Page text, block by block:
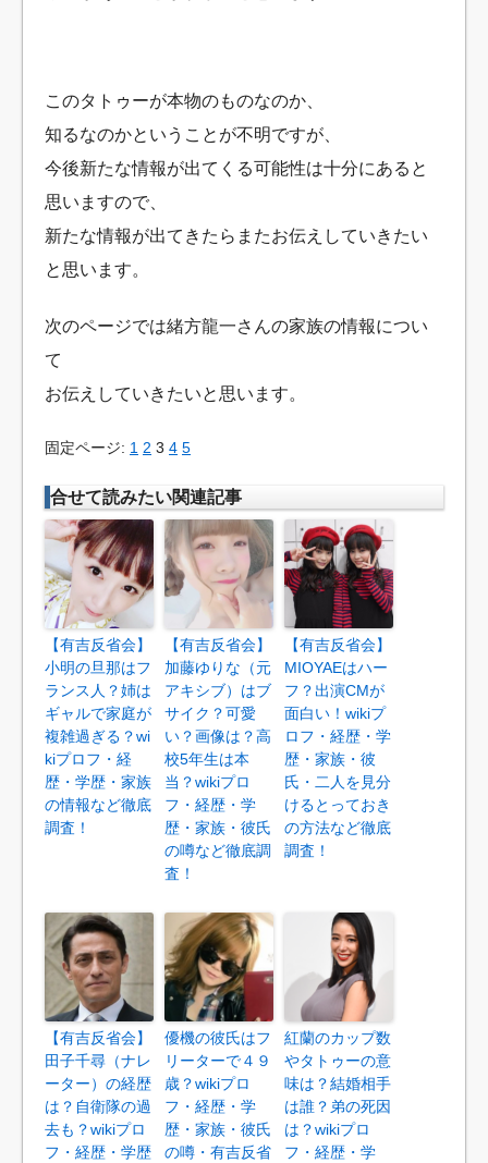
このタトゥーが本物のものなのか、
知るなのかということが不明ですが、
今後新たな情報が出てくる可能性は十分にあると
思いますので、
新たな情報が出てきたらまたお伝えしていきたい
と思います。
次のページでは緒方龍一さんの家族の情報につい
て
お伝えしていきたいと思います。
固定ページ: 1 2 3 4 5
合せて読みたい関連記事
【有吉反省会】
小明の旦那はフ
ランス人？姉は
ギャルで家庭が
複雑過ぎる？wi
kiプロフ・経
歴・学歴・家族
の情報など徹底
調査！
【有吉反省会】
加藤ゆりな（元
アキシブ）はブ
サイク？可愛
い？画像は？高
校5年生は本
当？wikiプロ
フ・経歴・学
歴・家族・彼氏
の噂など徹底調
査！
【有吉反省会】
MIOYAEはハー
フ？出演CMが
面白い！wikiプ
ロフ・経歴・学
歴・家族・彼
氏・二人を見分
けるとっておき
の方法など徹底
調査！
【有吉反省会】
田子千尋（ナレ
ーター）の経歴
は？自衛隊の過
去も？wikiプロ
フ・経歴・学歴
優機の彼氏はフ
リーターで４９
歳？wikiプロ
フ・経歴・学
歴・家族・彼氏
の噂・有吉反省
紅蘭のカップ数
やタトゥーの意
味は？結婚相手
は誰？弟の死因
は？wikiプロ
フ・経歴・学